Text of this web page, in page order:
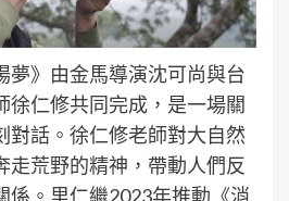
夢》由金馬導演沈可尚與台
徐仁修共同完成，是一場關
對話。徐仁修老師對大自然
走荒野的精神，帶動人們反
係。里仁繼2023年推動《消